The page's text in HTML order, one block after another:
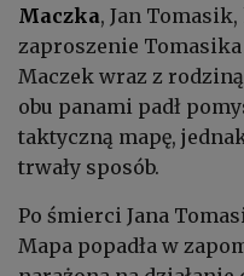
Maczka, Jan
zaproszenie
Maczek wraz z
obu panami padł
taktyczną mapę,
trwały sposób.
Po śmierci Jana
Mapa popadła w